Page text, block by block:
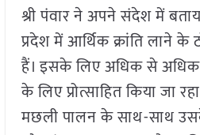
श्री पंवार ने अपने संदेश में
प्रदेश में आर्थिक क्रांति लाने के
हैं। इसके लिए अधिक से
के लिए प्रोत्साहित किया जा
मछली पालन के साथ-साथ